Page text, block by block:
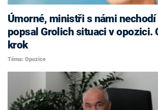
Úmorné, ministři s námi nechodí
popsal Grolich situaci v opozici.
krok
Téma: Opozice